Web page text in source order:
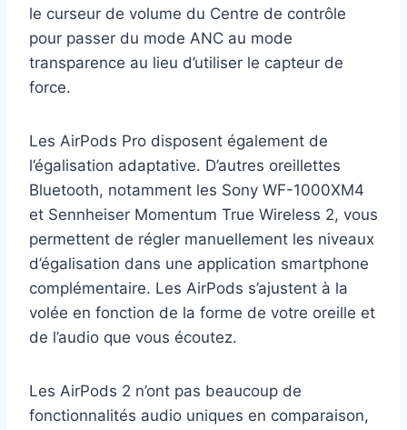
le curseur de volume du Centre de contrôle
pour passer du mode ANC au mode
transparence au lieu d’utiliser le capteur de
force.
Les AirPods Pro disposent également de
l’égalisation adaptative. D’autres oreillettes
Bluetooth, notamment les Sony WF-1000XM4
et Sennheiser Momentum True Wireless 2, vous
permettent de régler manuellement les niveaux
d’égalisation dans une application smartphone
complémentaire. Les AirPods s’ajustent à la
volée en fonction de la forme de votre oreille et
de l’audio que vous écoutez.
Les AirPods 2 n’ont pas beaucoup de
fonctionnalités audio uniques en comparaison,